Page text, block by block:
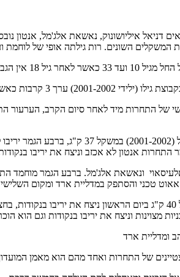
האיגרוף של לוד ייצגו 5 ספורטאים דניאל
של התחרות מיד לאחר סיום הקרב, הערעור
אנטון נובסלסקי התחרה באותה
התאגרפו מוחמד אלעיסאוי ונאשאת אלג'מל.
ולסיום נאשאת אלג'מל שהתאגרף במשקל 40 ק"ג ביום